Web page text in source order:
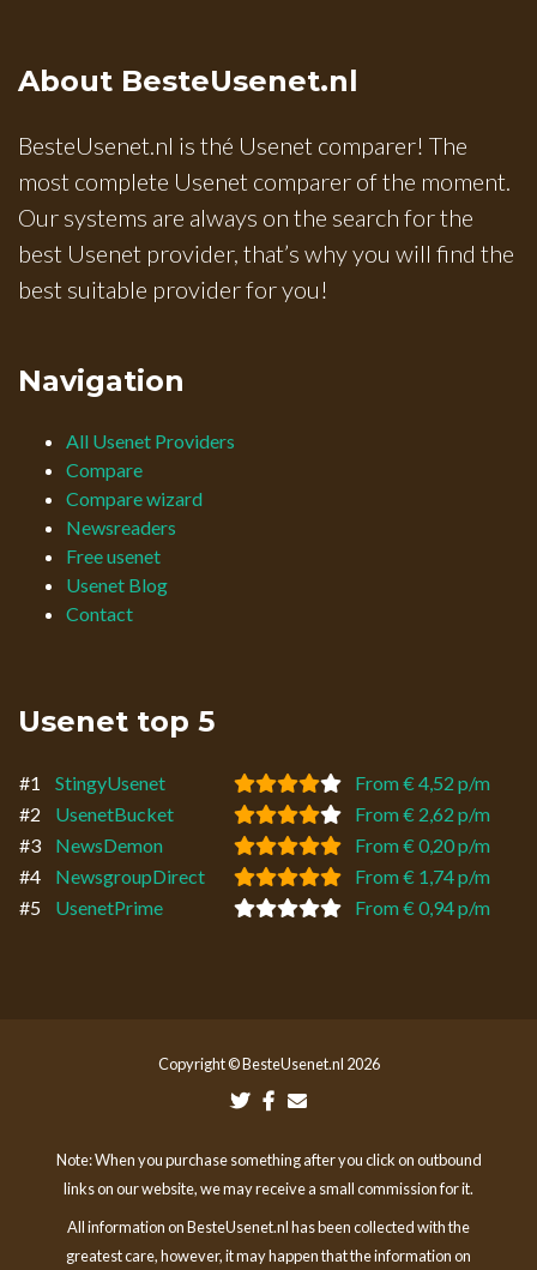
About BesteUsenet.nl
BesteUsenet.nl is thé Usenet comparer! The
most complete Usenet comparer of the moment.
Our systems are always on the search for the
best Usenet provider, that’s why you will find the
best suitable provider for you!
Navigation
All Usenet Providers
Compare
Compare wizard
Newsreaders
Free usenet
Usenet Blog
Contact
Usenet top 5
#1 StingyUsenet
From € 4,52 p/m
#2
UsenetBucket
From € 2,62 p/m
#3
NewsDemon
From € 0,20 p/m
#4
NewsgroupDirect
From € 1,74 p/m
#5
UsenetPrime From € 0,94 p/m
Copyright © BesteUsenet.nl 2026
Note: When you purchase something after you click on outbound
links on our website, we may receive a small commission for it.
All information on BesteUsenet.nl has been collected with the
greatest care, however, it may happen that the information on